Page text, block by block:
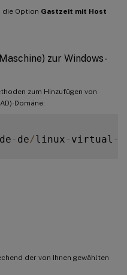
die Option Gastzeit mit Host
zur Windows-
zum Hinzufügen von
Domäne:
de - de/linux - virtual -
der von Ihnen gewählten